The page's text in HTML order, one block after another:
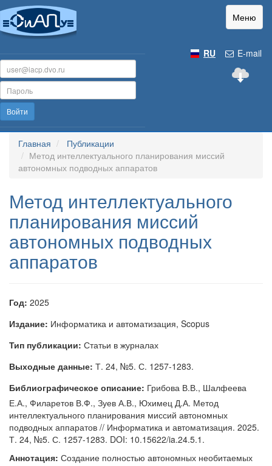
Меню
E-mail
RU
Войти
Главная
Публикации
Метод интеллектуального планирования миссий
автономных подводных аппаратов
Метод интеллектуального
планирования миссий
автономных подводных
аппаратов
Год: 2025
Издание: Информатика и автоматизация, Scopus
Тип публикации: Статьи в журналах
Выходные данные: Т. 24, №5. С. 1257-1283.
Библиографическое описание: Грибова В.В., Шалфеева
Е.А., Филаретов В.Ф., Зуев А.В., Юхимец Д.А. Метод
интеллектуального планирования миссий автономных
подводных аппаратов // Информатика и автоматизация. 2025.
Т. 24, №5. С. 1257-1283. DOI: 10.15622/ia.24.5.1.
Аннотация: Создание полностью автономных необитаемых